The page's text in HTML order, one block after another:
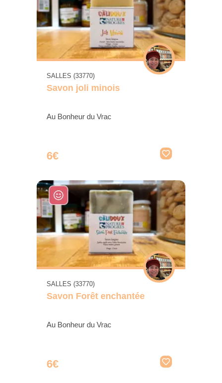
SALLES (33770)
Savon joli minois
Au Bonheur du Vrac
6€
SALLES (33770)
Savon Forêt enchantée
Au Bonheur du Vrac
6€